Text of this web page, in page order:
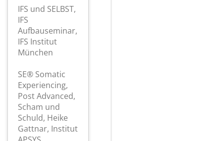
IFS und SELBST,
IFS
Aufbauseminar,
IFS Institut
München
SE® Somatic
Experiencing,
Post Advanced,
Scham und
Schuld, Heike
Gattnar, Institut